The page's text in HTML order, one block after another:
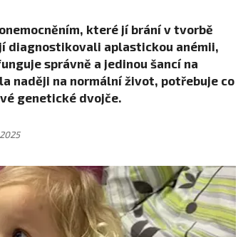
které jí brání v tvorbě
diagnostikovali aplastickou anémii,
správně a jedinou šancí na
naději na normální život, potřebuje co
genetické dvojče.